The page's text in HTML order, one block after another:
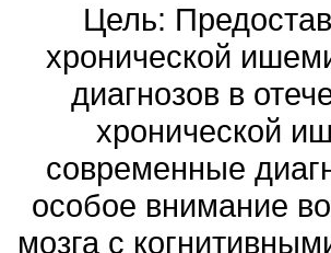
Цель:
хронической
диагнозов в
хронической
современные
особое внимание
мозга с